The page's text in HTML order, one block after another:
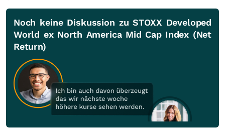
Noch keine Diskussion zu STOXX Developed
World ex North America Mid Cap Index (Net
Return)